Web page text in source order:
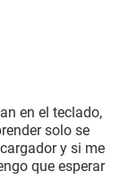
en el teclado,
solo se
y si me
que esperar